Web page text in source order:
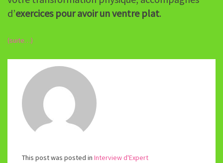
d’exercices pour avoir un ventre plat.
(suite…)
This post was posted in Interview d'Expert